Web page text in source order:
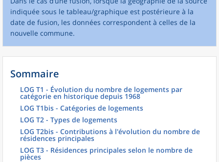
indiquée sous le tableau/graphique est postérieure à la
date de fusion, les données correspondent à celles de la
nouvelle commune.
Sommaire
LOG T1 - Évolution du nombre de logements par
catégorie en historique depuis 1968
LOG T1bis - Catégories de logements
LOG T2 - Types de logements
LOG T2bis - Contributions à l'évolution du nombre de
résidences principales
LOG T3 - Résidences principales selon le nombre de
pièces